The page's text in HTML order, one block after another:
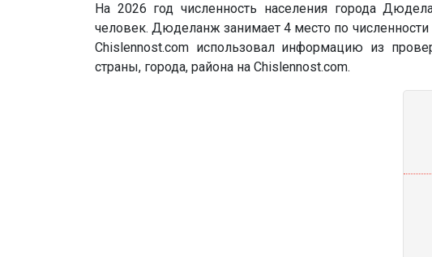
На 2026 год численность населения города
человек. Дюделанж занимает 4 место по
Chislennost.com использовал информацию из
страны, города, района на Chislennost.com.